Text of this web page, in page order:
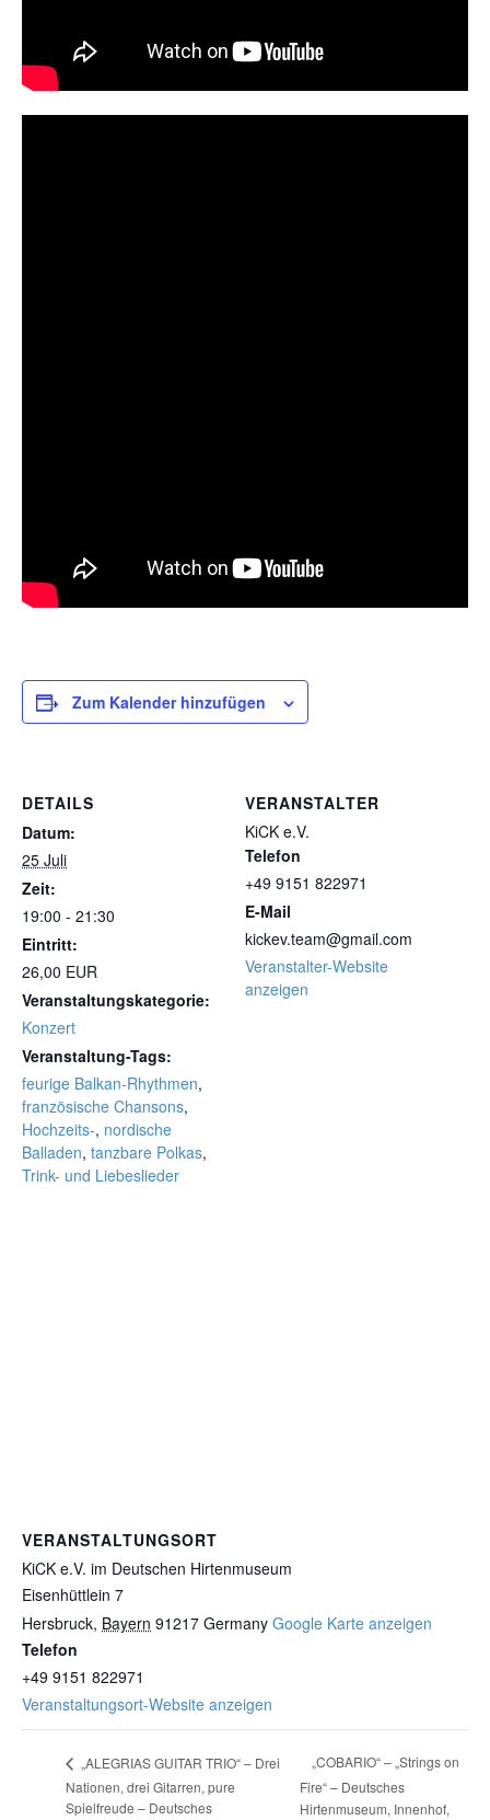
Zum Kalender hinzufügen
DETAILS
Datum:
25 Juli
Zeit:
19:00 - 21:30
Eintritt:
26,00 EUR
Veranstaltungskategorie:
Konzert
Veranstaltung-Tags:
feurige Balkan-Rhythmen,
französische Chansons,
Hochzeits-, nordische
Balladen, tanzbare Polkas,
Trink- und Liebeslieder
VERANSTALTER
KiCK e.V.
Telefon
+49 9151 822971
E-Mail
kickev.team@gmail.com
Veranstalter-Website
anzeigen
VERANSTALTUNGSORT
KiCK e.V. im Deutschen Hirtenmuseum
Eisenhüttlein 7
Hersbruck, Bayern 91217 Germany Google Karte anzeigen
Telefon
+49 9151 822971
Veranstaltungsort-Website anzeigen
„ALEGRIAS GUITAR TRIO“ – Drei
Nationen, drei Gitarren, pure
Spielfreude – Deutsches
„COBARIO“ – „Strings on
Fire“ – Deutsches
Hirtenmuseum, Innenhof,